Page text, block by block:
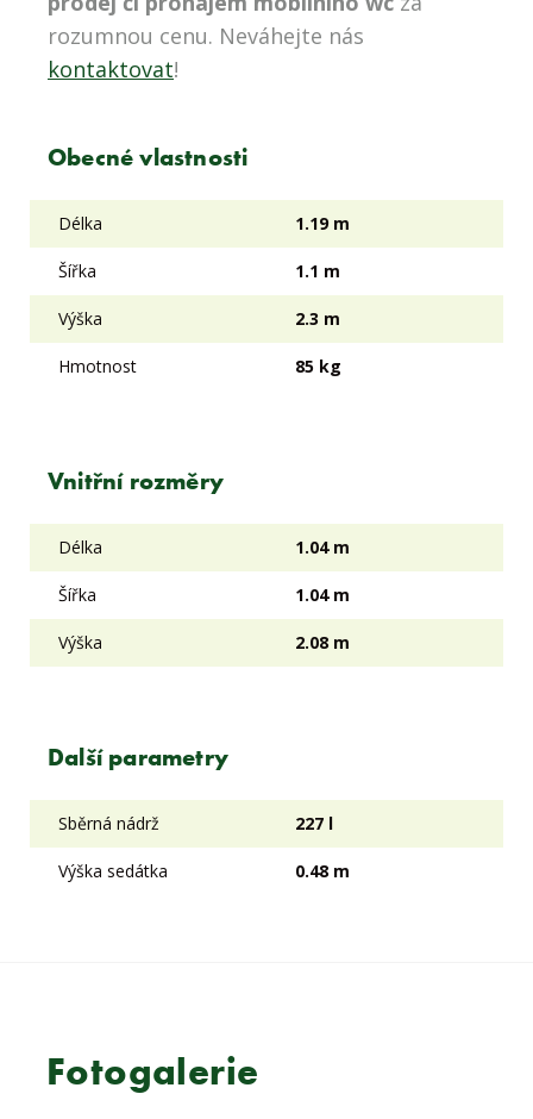
rozumnou cenu. Neváhejte nás
kontaktovat!
Obecné vlastnosti
Délka 1.19 m
Šířka 1.1 m
Výška 2.3 m
Hmotnost 85 kg
Vnitřní rozměry
Délka 1.04 m
Šířka 1.04 m
Výška 2.08 m
Další parametry
Sběrná nádrž 227 l
Výška sedátka 0.48 m
Fotogalerie